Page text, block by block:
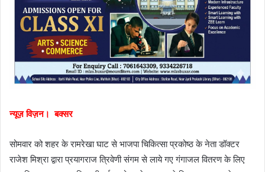
न्यूज़ विज़न। बक्सर
सोमवार को शहर के रामरेखा घाट से भाजपा चिकित्सा प्रकोष्ठ के नेता डॉक्टर
राजेश मिश्रा द्वारा प्रयागराज त्रिवेणी संगम से लाये गए गंगाजल वितरण के लिए